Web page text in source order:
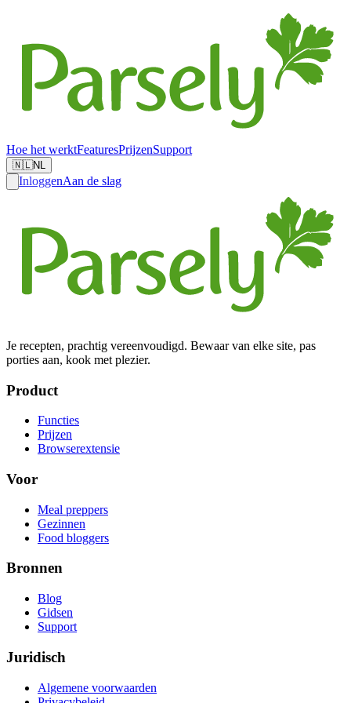
Hoe het werktFeaturesPrijzenSupport
🇳🇱NL
InloggenAan de slag
Je recepten, prachtig vereenvoudigd. Bewaar van elke site, pas
porties aan, kook met plezier.
Product
Functies
Prijzen
Browserextensie
Voor
Meal preppers
Gezinnen
Food bloggers
Bronnen
Blog
Gidsen
Support
Juridisch
Algemene voorwaarden